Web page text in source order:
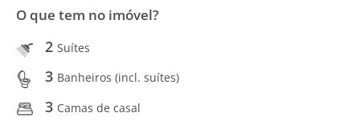
O que tem no imóvel?
2 Suítes
3 Banheiros (incl. suítes)
3 Camas de casal